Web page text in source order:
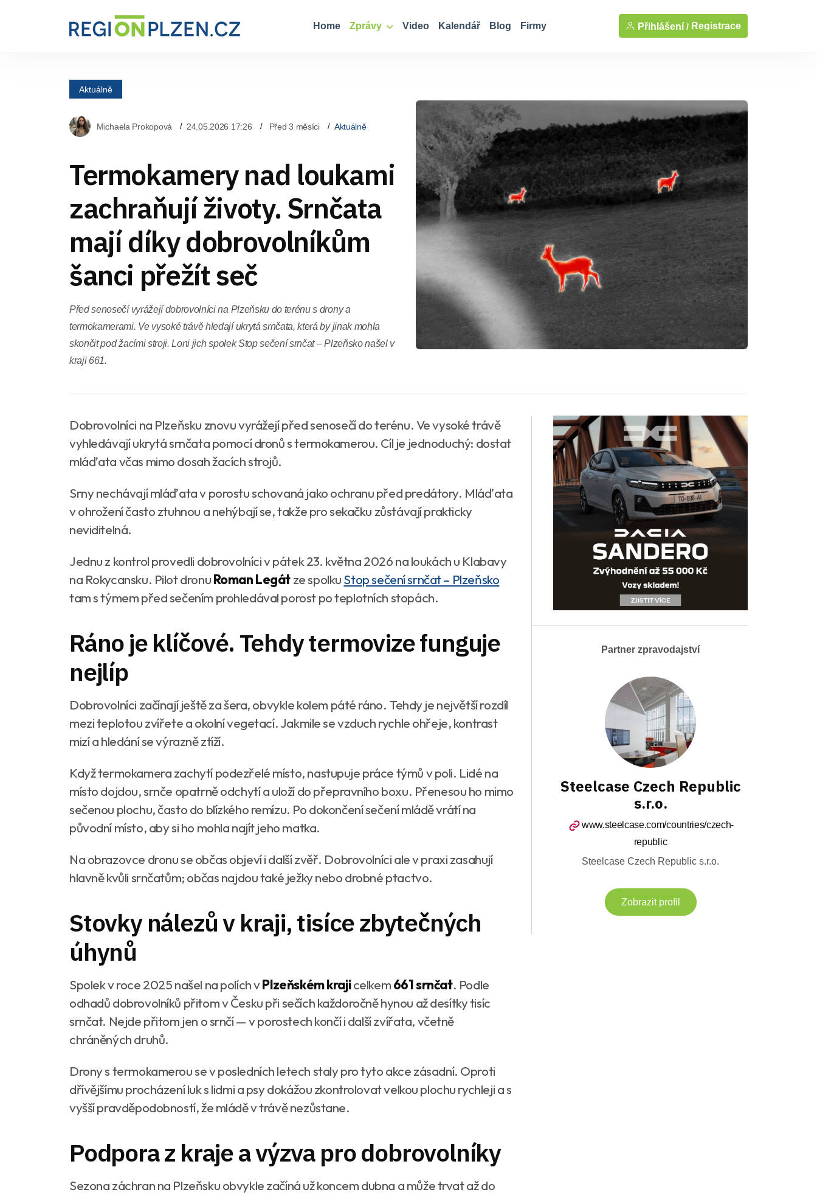
Home Zprávy Video Kalendář Blog Firmy Přihlášení / Registrace
Aktuálně
Michaela Prokopová 24.05.2026 17:26 Před 3 měsíci Aktuálně
Termokamery nad loukami
zachraňují životy. Srnčata
mají díky dobrovolníkům
šanci přežít seč
Před senosečí vyrážejí dobrovolníci na Plzeňsku do terénu s drony a
termokamerami. Ve vysoké trávě hledají ukrytá srnčata, která by jinak mohla
skončit pod žacími stroji. Loni jich spolek Stop sečení srnčat – Plzeňsko našel v
kraji 661.
Dobrovolníci na Plzeňsku znovu vyrážejí před senosečí do terénu. Ve vysoké trávě
vyhledávají ukrytá srnčata pomocí dronů s termokamerou. Cíl je jednoduchý: dostat
mláďata včas mimo dosah žacích strojů.
Srny nechávají mláďata v porostu schovaná jako ochranu před predátory. Mláďata
v ohrožení často ztuhnou a nehýbají se, takže pro sekačku zůstávají prakticky
neviditelná.
Jednu z kontrol provedli dobrovolníci v pátek 23. května 2026 na loukách u Klabavy
na Rokycansku. Pilot dronuRoman Legátze spolkuStop sečení srnčat – Plzeňsko
tam s týmem před sečením prohledával porost po teplotních stopách.
Ráno je klíčové. Tehdy termovize funguje
nejlíp
Dobrovolníci začínají ještě za šera, obvykle kolem páté ráno. Tehdy je největší rozdíl
mezi teplotou zvířete a okolní vegetací. Jakmile se vzduch rychle ohřeje, kontrast
mizí a hledání se výrazně ztíží.
Když termokamera zachytí podezřelé místo, nastupuje práce týmů v poli. Lidé na
místo dojdou, srnče opatrně odchytí a uloží do přepravního boxu. Přenesou ho mimo
sečenou plochu, často do blízkého remízu. Po dokončení sečení mládě vrátí na
původní místo, aby si ho mohla najít jeho matka.
Na obrazovce dronu se občas objeví i další zvěř. Dobrovolníci ale v praxi zasahují
hlavně kvůli srnčatům; občas najdou také ježky nebo drobné ptactvo.
Stovky nálezů v kraji, tisíce zbytečných
úhynů
Spolek v roce 2025 našel na polích vPlzeňském krajicelkem661 srnčat. Podle
odhadů dobrovolníků přitom v Česku při sečích každoročně hynou až desítky tisíc
srnčat. Nejde přitom jen o srnčí — v porostech končí i další zvířata, včetně
chráněných druhů.
Drony s termokamerou se v posledních letech staly pro tyto akce zásadní. Oproti
dřívějšímu procházení luk s lidmi a psy dokážou zkontrolovat velkou plochu rychleji a s
vyšší pravděpodobností, že mládě v trávě nezůstane.
Podpora z kraje a výzva pro dobrovolníky
Sezona záchran na Plzeňsku obvykle začíná už koncem dubna a může trvat až do
Partner zpravodajství
Steelcase Czech Republic
s.r.o.
www.steelcase.com/countries/czech-
republic
Steelcase Czech Republic s.r.o.
Zobrazit profil